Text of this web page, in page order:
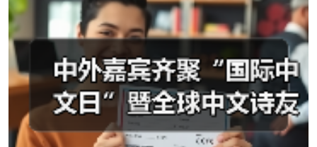
启芯新知日报 2026-04-27